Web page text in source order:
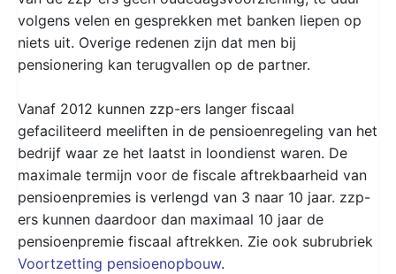
volgens velen en gesprekken met banken liepen op
niets uit. Overige redenen zijn dat men bij
pensionering kan terugvallen op de partner.
Vanaf 2012 kunnen zzp-ers langer fiscaal
gefaciliteerd meeliften in de pensioenregeling van het
bedrijf waar ze het laatst in loondienst waren. De
maximale termijn voor de fiscale aftrekbaarheid van
pensioenpremies is verlengd van 3 naar 10 jaar. zzp-
ers kunnen daardoor dan maximaal 10 jaar de
pensioenpremie fiscaal aftrekken. Zie ook subrubriek
Voortzetting pensioenopbouw.